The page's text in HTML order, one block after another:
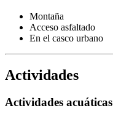
Montaña
Acceso asfaltado
En el casco urbano
Actividades
Actividades acuáticas